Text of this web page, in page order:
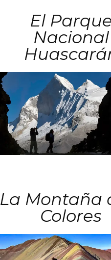
El Parque
Nacional
La Montaña
Colores